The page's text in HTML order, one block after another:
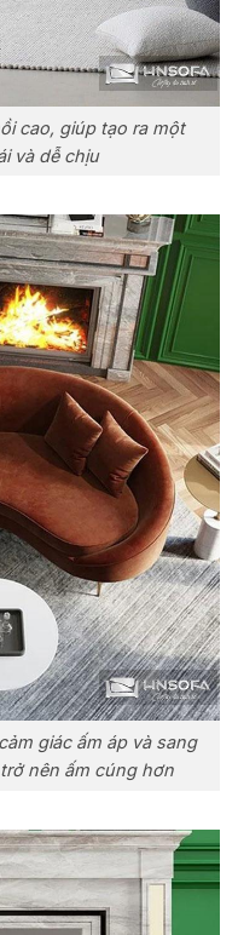
cao, giúp tạo ra một
và dễ chịu
giác ấm áp và sang
nên ấm cúng hơn